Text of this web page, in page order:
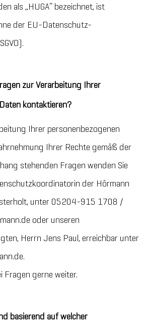
als „HUGA“ bezeichnet, ist
der EU-Datenschutz-
zur Verarbeitung Ihrer
kontaktieren?
Ihrer personenbezogenen
Ihrer Rechte gemäß der
stehenden Fragen wenden Sie
der Hörmann
unter 05204-915 1708 /
oder unseren
Herrn Jens Paul, erreichbar unter
Fragen gerne weiter.
basierend auf welcher